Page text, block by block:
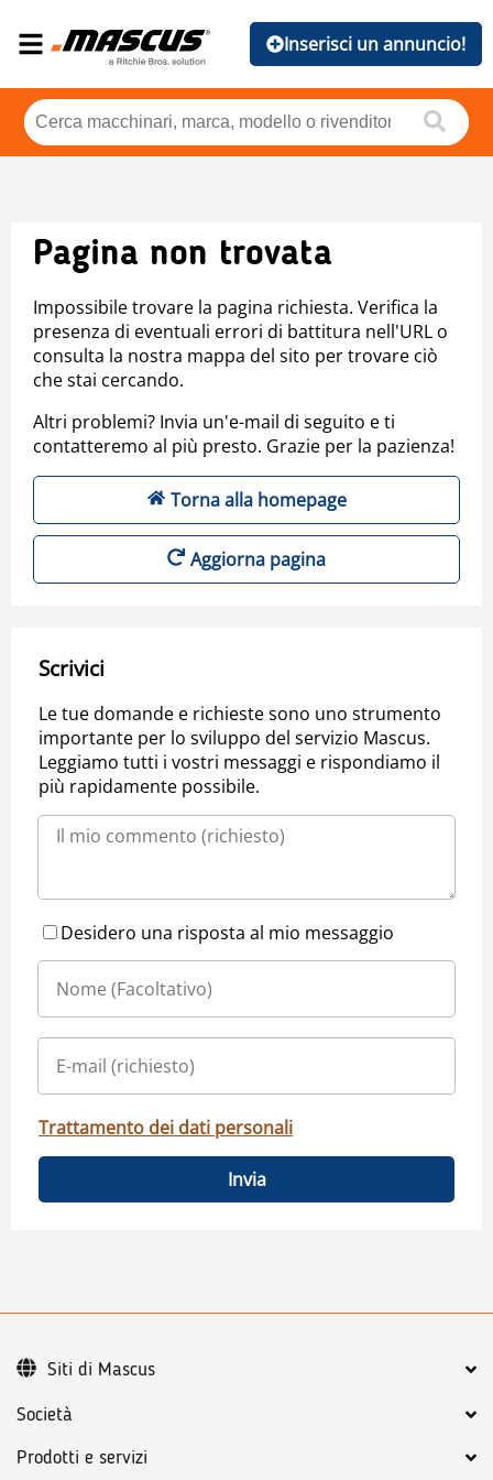
Inserisci un annuncio!
Pagina non trovata
Impossibile trovare la pagina richiesta. Verifica la
presenza di eventuali errori di battitura nell'URL o
consulta la nostra mappa del sito per trovare ciò
che stai cercando.
Altri problemi? Invia un'e-mail di seguito e ti
contatteremo al più presto. Grazie per la pazienza!
Torna alla homepage
Aggiorna pagina
Scrivici
Le tue domande e richieste sono uno strumento
importante per lo sviluppo del servizio Mascus.
Leggiamo tutti i vostri messaggi e rispondiamo il
più rapidamente possibile.
Desidero una risposta al mio messaggio
Trattamento dei dati personali
Invia
Società
Prodotti e servizi
Siti di Mascus